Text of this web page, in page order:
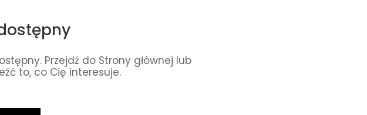
Przejdź do Strony głównej lub
to, co Cię interesuje.